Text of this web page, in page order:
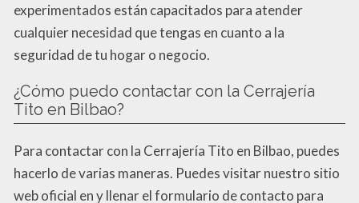
experimentados están capacitados para atender
cualquier necesidad que tengas en cuanto a la
seguridad de tu hogar o negocio.
¿Cómo puedo contactar con la Cerrajería
Tito en Bilbao?
Para contactar con la Cerrajería Tito en Bilbao, puedes
hacerlo de varias maneras. Puedes visitar nuestro sitio
web oficial en y llenar el formulario de contacto para